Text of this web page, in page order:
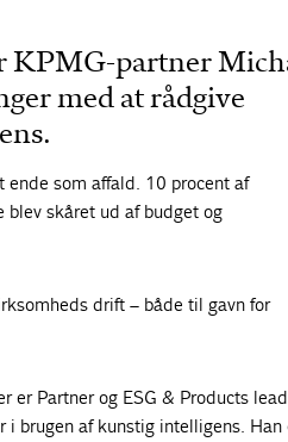
KPMG-partner
med at rådgive
som affald. 10 procent af
skåret ud af budget og
drift – både til gavn for
er Partner og ESG & Products
brugen af kunstig intelligens. Han